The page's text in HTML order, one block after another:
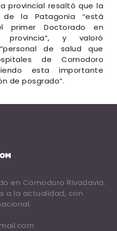
provincial resaltó que la
de la Patagonia “está
primer Doctorado en
y valoró
de salud que
de Comodoro
esta importante
de posgrado”.
en Comodoro Rivadavia.
a la actualidad, con